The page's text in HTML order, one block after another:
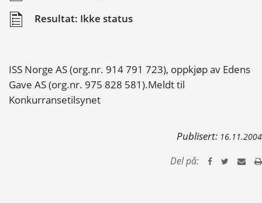
Resultat: Ikke status
ISS Norge AS (org.nr. 914 791 723), oppkjøp av Edens
Gave AS (org.nr. 975 828 581).Meldt til
Konkurransetilsynet
Publisert: 16.11.2004
Del på: